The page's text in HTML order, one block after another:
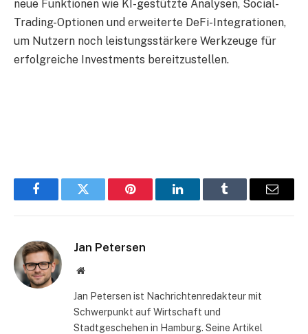
neue Funktionen wie KI-gestützte Analysen, Social-
Trading-Optionen und erweiterte DeFi-Integrationen,
um Nutzern noch leistungsstärkere Werkzeuge für
erfolgreiche Investments bereitzustellen.
FacebookTwitter Pinterest LinkedInTumblr Email
Jan Petersen
Website
Jan Petersen ist Nachrichtenredakteur mit
Schwerpunkt auf Wirtschaft und
Stadtgeschehen in Hamburg. Seine Artikel